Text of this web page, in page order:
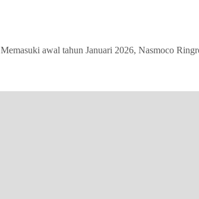
awal tahun Januari 2026, Nasmoco